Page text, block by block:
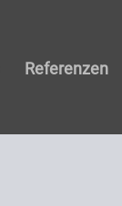
Referenzen